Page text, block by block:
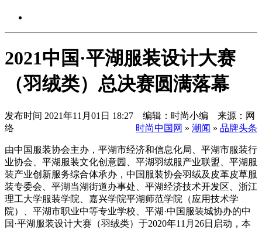
2021中国·平湖服装设计大赛
（羽绒类）总决赛圆满落幕
发布时间 2021年11月01日 18:27 编辑：时尚小编 来源：网
络
时尚中国网 » 潮闻 » 品牌头条
由中国服装协会主办，平湖市经济和信息化局、平湖市服装行
业协会、平湖服装文化创意园、平湖羽绒服产业联盟、平湖服
装产业创新服务综合体承办，中国服装协会羽绒及皮革皮草服
装专委会、平湖当湖街道办事处、平湖经济技术开发区、浙江
理工大学服装学院、嘉兴学院平湖师范学院（应用技术学
院）、平湖市职业中等专业学校、平湖·中国服装城协办的中
国·平湖服装设计大赛（羽绒类）于2020年11月26日启动，本